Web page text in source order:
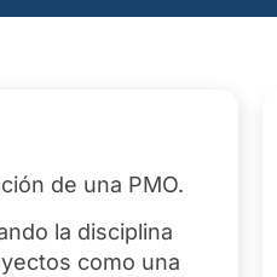
de una PMO.
la disciplina
como una